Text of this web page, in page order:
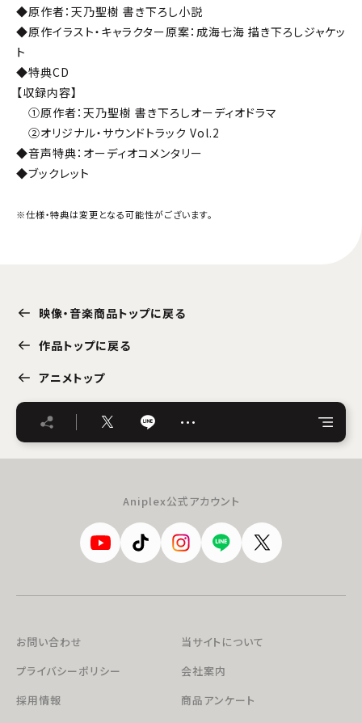
◆原作者：天乃聖樹 書き下ろし小説
◆原作イラスト・キャラクター原案：成海七海 描き下ろしジャケッ
ト
◆特典CD
【収録内容】
➀原作者：天乃聖樹 書き下ろしオーディオドラマ
②オリジナル・サウンドトラック Vol.2
◆音声特典：オーディオコメンタリー
◆ブックレット
※仕様・特典は変更となる可能性がございます。
映像・音楽商品トップに戻る
作品トップに戻る
アニメトップ
…
Aniplex公式アカウント
お問い合わせ
当サイトについて
プライバシーポリシー
会社案内
採用情報
商品アンケート